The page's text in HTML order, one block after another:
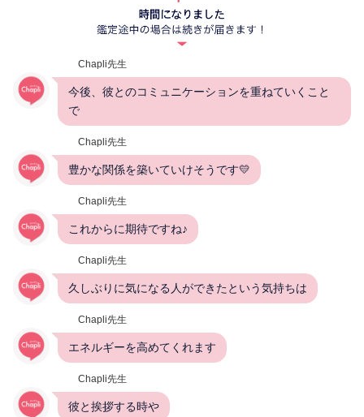
Chapli先生
今後、彼とのコミュニケーションを重ねていくこと
で
Chapli先生
豊かな関係を築いていけそうです💛
Chapli先生
これからに期待ですね♪
Chapli先生
久しぶりに気になる人ができたという気持ちは
Chapli先生
エネルギーを高めてくれます
Chapli先生
彼と挨拶する時や